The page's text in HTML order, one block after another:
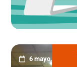
6 mayo, 2026